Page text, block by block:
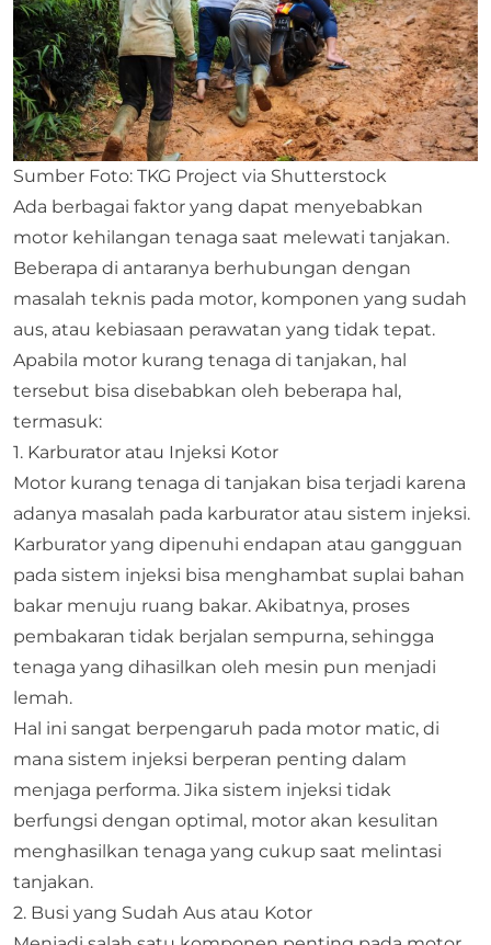
Sumber Foto: TKG Project via Shutterstock
Ada berbagai faktor yang dapat menyebabkan
motor kehilangan tenaga saat melewati tanjakan.
Beberapa di antaranya berhubungan dengan
masalah teknis pada motor, komponen yang sudah
aus, atau kebiasaan perawatan yang tidak tepat.
Apabila motor kurang tenaga di tanjakan, hal
tersebut bisa disebabkan oleh beberapa hal,
termasuk:
1. Karburator atau Injeksi Kotor
Motor kurang tenaga di tanjakan bisa terjadi karena
adanya masalah pada karburator atau sistem injeksi.
Karburator yang dipenuhi endapan atau gangguan
pada sistem injeksi bisa menghambat suplai bahan
bakar menuju ruang bakar. Akibatnya, proses
pembakaran tidak berjalan sempurna, sehingga
tenaga yang dihasilkan oleh mesin pun menjadi
lemah.
Hal ini sangat berpengaruh pada motor matic, di
mana sistem injeksi berperan penting dalam
menjaga performa. Jika sistem injeksi tidak
berfungsi dengan optimal, motor akan kesulitan
menghasilkan tenaga yang cukup saat melintasi
tanjakan.
2. Busi yang Sudah Aus atau Kotor